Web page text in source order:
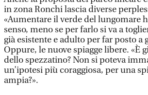
in zona Ronchi lascia diverse
«Aumentare il verde del lungomare
senso, meno se per farlo si va a
già esistente e adulto per far posto a
Oppure, le nuove spiagge libere. «È
dello spezzatino? Non si poteva
un’ipotesi più coraggiosa, per una
ampia?».